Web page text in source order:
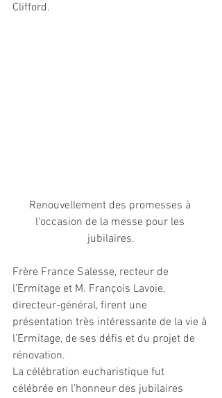
Clifford.
Renouvellement des promesses à
l’occasion de la messe pour les
jubilaires.
Frère France Salesse, recteur de
l’Ermitage et M. François Lavoie,
directeur-général, firent une
présentation très intéressante de la vie à
l’Ermitage, de ses défis et du projet de
rénovation.
La célébration eucharistique fut
célébrée en l’honneur des jubilaires